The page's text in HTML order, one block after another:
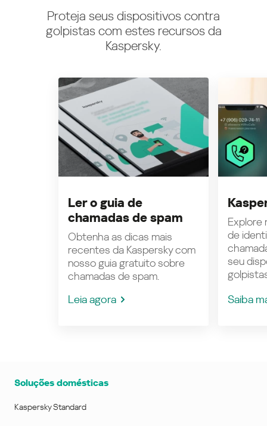
Proteja seus dispositivos contra
golpistas com estes recursos da
Kaspersky.
Ler o guia de
chamadas de spam
Obtenha as dicas mais
recentes da Kaspersky com
nosso guia gratuito sobre
chamadas de spam.
Leia agora
Explore
de
seu
Saiba
Soluções domésticas
Kaspersky Standard